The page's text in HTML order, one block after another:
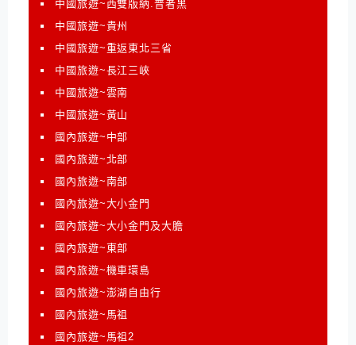
中國旅遊~西雙版納.普者黑
中國旅遊~貴州
中國旅遊~重返東北三省
中國旅遊~長江三峽
中國旅遊~雲南
中國旅遊~黃山
國內旅遊~中部
國內旅遊~北部
國內旅遊~南部
國內旅遊~大小金門
國內旅遊~大小金門及大膽
國內旅遊~東部
國內旅遊~機車環島
國內旅遊~澎湖自由行
國內旅遊~馬祖
國內旅遊~馬祖2